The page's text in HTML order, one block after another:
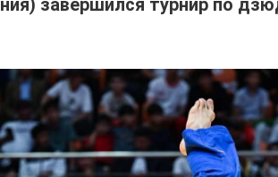
завершился турнир по